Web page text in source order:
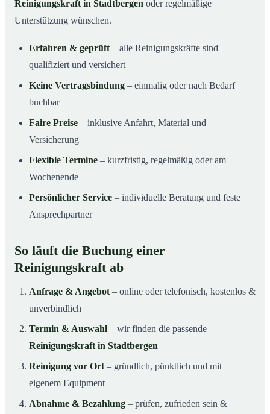
Reinigungskraft in Stadtbergen oder regelmäßige
Unterstützung wünschen.
Erfahren & geprüft – alle Reinigungskräfte sind
qualifiziert und versichert
Keine Vertragsbindung – einmalig oder nach Bedarf
buchbar
Faire Preise – inklusive Anfahrt, Material und
Versicherung
Flexible Termine – kurzfristig, regelmäßig oder am
Wochenende
Persönlicher Service – individuelle Beratung und feste
Ansprechpartner
So läuft die Buchung einer
Reinigungskraft ab
Anfrage & Angebot – online oder telefonisch, kostenlos &
unverbindlich
Termin & Auswahl – wir finden die passende
Reinigungskraft in Stadtbergen
Reinigung vor Ort – gründlich, pünktlich und mit
eigenem Equipment
Abnahme & Bezahlung – prüfen, zufrieden sein &